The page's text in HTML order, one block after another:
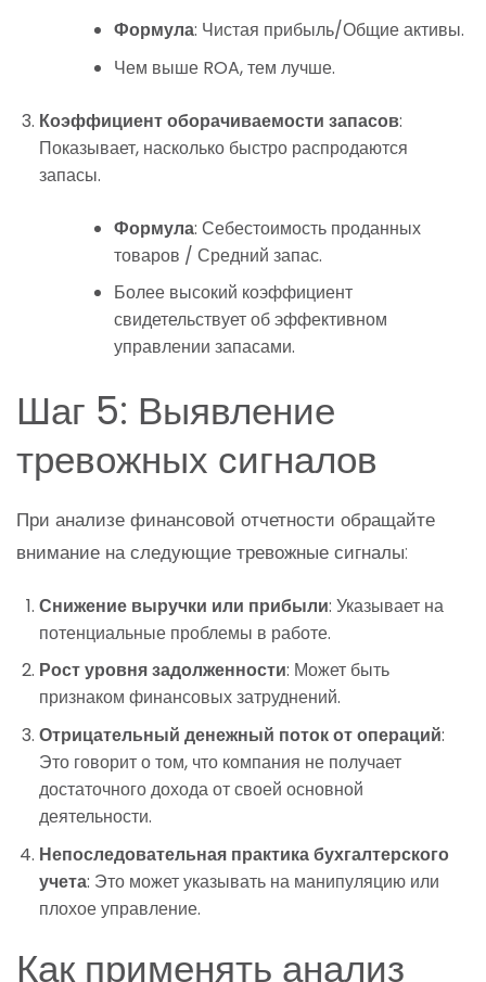
Формула: Чистая прибыль/Общие активы.
Чем выше ROA, тем лучше.
Коэффициент оборачиваемости запасов:
Показывает, насколько быстро распродаются
запасы.
Формула: Себестоимость проданных
товаров / Средний запас.
Более высокий коэффициент
свидетельствует об эффективном
управлении запасами.
Шаг 5: Выявление
тревожных сигналов
При анализе финансовой отчетности обращайте
внимание на следующие тревожные сигналы:
Снижение выручки или прибыли: Указывает на
потенциальные проблемы в работе.
Рост уровня задолженности: Может быть
признаком финансовых затруднений.
Отрицательный денежный поток от операций:
Это говорит о том, что компания не получает
достаточного дохода от своей основной
деятельности.
Непоследовательная практика бухгалтерского
учета: Это может указывать на манипуляцию или
плохое управление.
Как применять анализ